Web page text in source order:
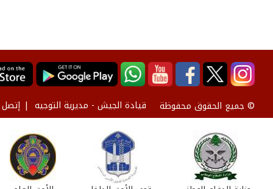
© جميع الحقوق محفوظة قيادة الجيش - مديرية التوجيه إتصل